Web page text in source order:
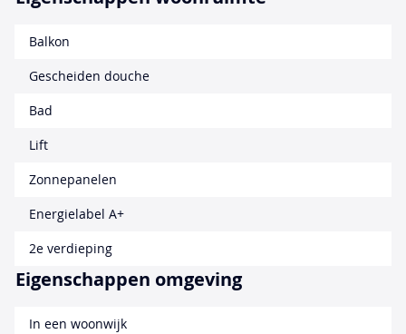
Balkon
Gescheiden douche
Bad
Lift
Zonnepanelen
Energielabel A+
2e verdieping
Eigenschappen omgeving
In een woonwijk